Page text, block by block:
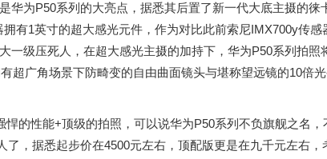
为P50系列的大亮点，据悉其后置了新一代大底主摄的徕
拥有1英寸的超大感光元件，作为对比此前索尼IMX700y传
一级压死人，在超大感光主摄的加持下，华为P50系列拍
超广角场景下防畸变的自由曲面镜头与堪称望远镜的10倍
性能+顶级的拍照，可以说华为P50系列不负旗舰之名，
了，据悉起步价在4500元左右，顶配版更是在九千元左右